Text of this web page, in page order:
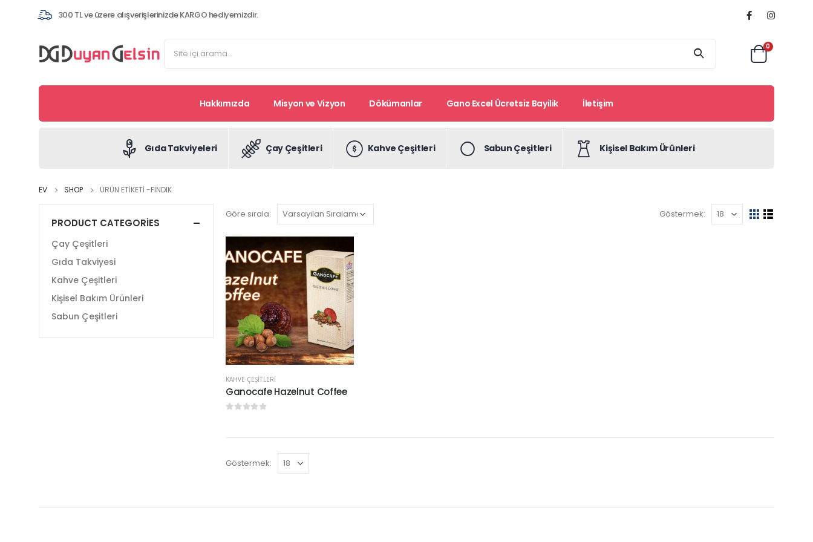
300 TL ve üzere alışverişlerinizde KARGO hediyemizdir.
0
Hakkımızda Misyon ve Vizyon Dökümanlar Gano Excel Ücretsiz Bayilik İletişim
Gıda Takviyeleri Çay Çeşitleri Kahve Çeşitleri Sabun Çeşitleri Kişisel Bakım Ürünleri
EV SHOP ÜRÜN ETIKETI -FINDIK
Göre sırala: Göstermek:
KAHVE ÇEŞITLERI
Ganocafe Hazelnut Coffee
Göstermek:
PRODUCT CATEGORIES
Çay Çeşitleri
Gıda Takviyesi
Kahve Çeşitleri
Kişisel Bakım Ürünleri
Sabun Çeşitleri